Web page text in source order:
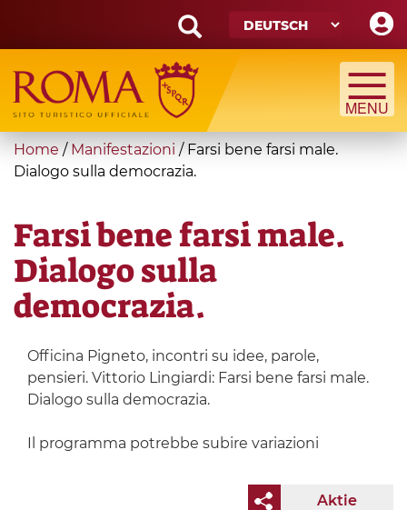
main
content
Search
form
Suche
You
are
Home / Manifestazioni / Farsi bene farsi male.
Dialogo sulla democrazia.
Farsi bene farsi male.
Dialogo sulla
democrazia.
Officina Pigneto, incontri su idee, parole,
pensieri. Vittorio Lingiardi: Farsi bene farsi male.
Dialogo sulla democrazia.
Il programma potrebbe subire variazioni
Aktie